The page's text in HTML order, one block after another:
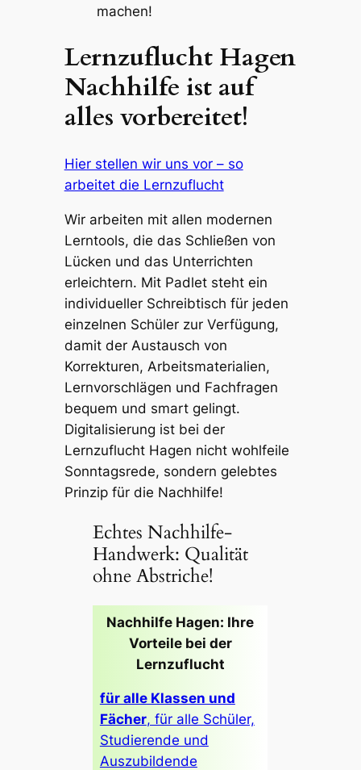
machen!
Lernzuflucht Hagen
Nachhilfe ist auf
alles vorbereitet!
Hier stellen wir uns vor – so
arbeitet die Lernzuflucht
Wir arbeiten mit allen modernen
Lerntools, die das Schließen von
Lücken und das Unterrichten
erleichtern. Mit Padlet steht ein
individueller Schreibtisch für jeden
einzelnen Schüler zur Verfügung,
damit der Austausch von
Korrekturen, Arbeitsmaterialien,
Lernvorschlägen und Fachfragen
bequem und smart gelingt.
Digitalisierung ist bei der
Lernzuflucht Hagen nicht wohlfeile
Sonntagsrede, sondern gelebtes
Prinzip für die Nachhilfe!
Echtes Nachhilfe-
Handwerk: Qualität
ohne Abstriche!
Nachhilfe Hagen: Ihre
Vorteile bei der
Lernzuflucht
für alle Klassen und
Fächer, für alle Schüler,
Studierende und
Auszubildende